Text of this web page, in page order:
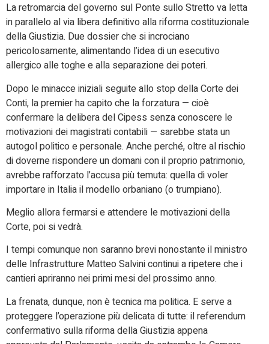
La retromarcia del governo sul Ponte sullo Stretto va letta
in parallelo al via libera definitivo alla riforma costituzionale
della Giustizia. Due dossier che si incrociano
pericolosamente, alimentando l’idea di un esecutivo
allergico alle toghe e alla separazione dei poteri.
Dopo le minacce iniziali seguite allo stop della Corte dei
Conti, la premier ha capito che la forzatura — cioè
confermare la delibera del Cipess senza conoscere le
motivazioni dei magistrati contabili — sarebbe stata un
autogol politico e personale. Anche perché, oltre al rischio
di doverne rispondere un domani con il proprio patrimonio,
avrebbe rafforzato l’accusa più temuta: quella di voler
importare in Italia il modello orbaniano (o trumpiano).
Meglio allora fermarsi e attendere le motivazioni della
Corte, poi si vedrà.
I tempi comunque non saranno brevi nonostante il ministro
delle Infrastrutture Matteo Salvini continui a ripetere che i
cantieri apriranno nei primi mesi del prossimo anno.
La frenata, dunque, non è tecnica ma politica. E serve a
proteggere l’operazione più delicata di tutte: il referendum
confermativo sulla riforma della Giustizia appena